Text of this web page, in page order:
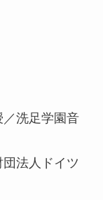
洗足学園音
法人ドイツ